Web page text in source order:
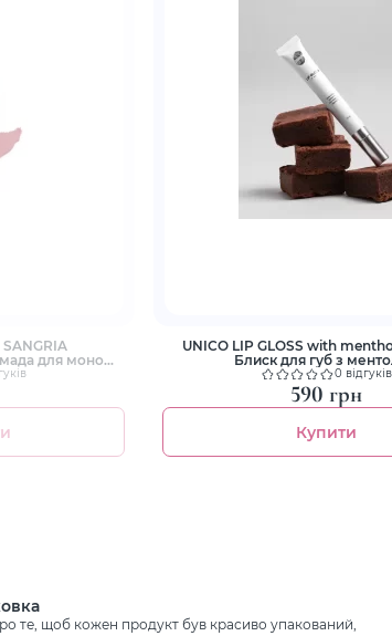
SANGRIA
для моно
UNICO LIP GLOSS with
Блиск для губ з
0 відгуків
590 грн
Купити
те, щоб кожен продукт був красиво упакований,